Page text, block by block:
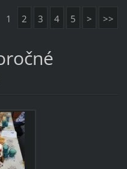
1 2 3 4 5 > >>